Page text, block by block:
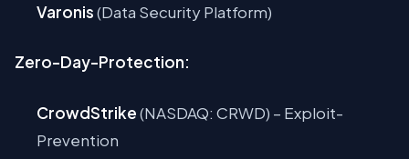
Varonis(Data Security Platform)
Zero-Day-Protection:
CrowdStrike(NASDAQ: CRWD) – Exploit-
Prevention